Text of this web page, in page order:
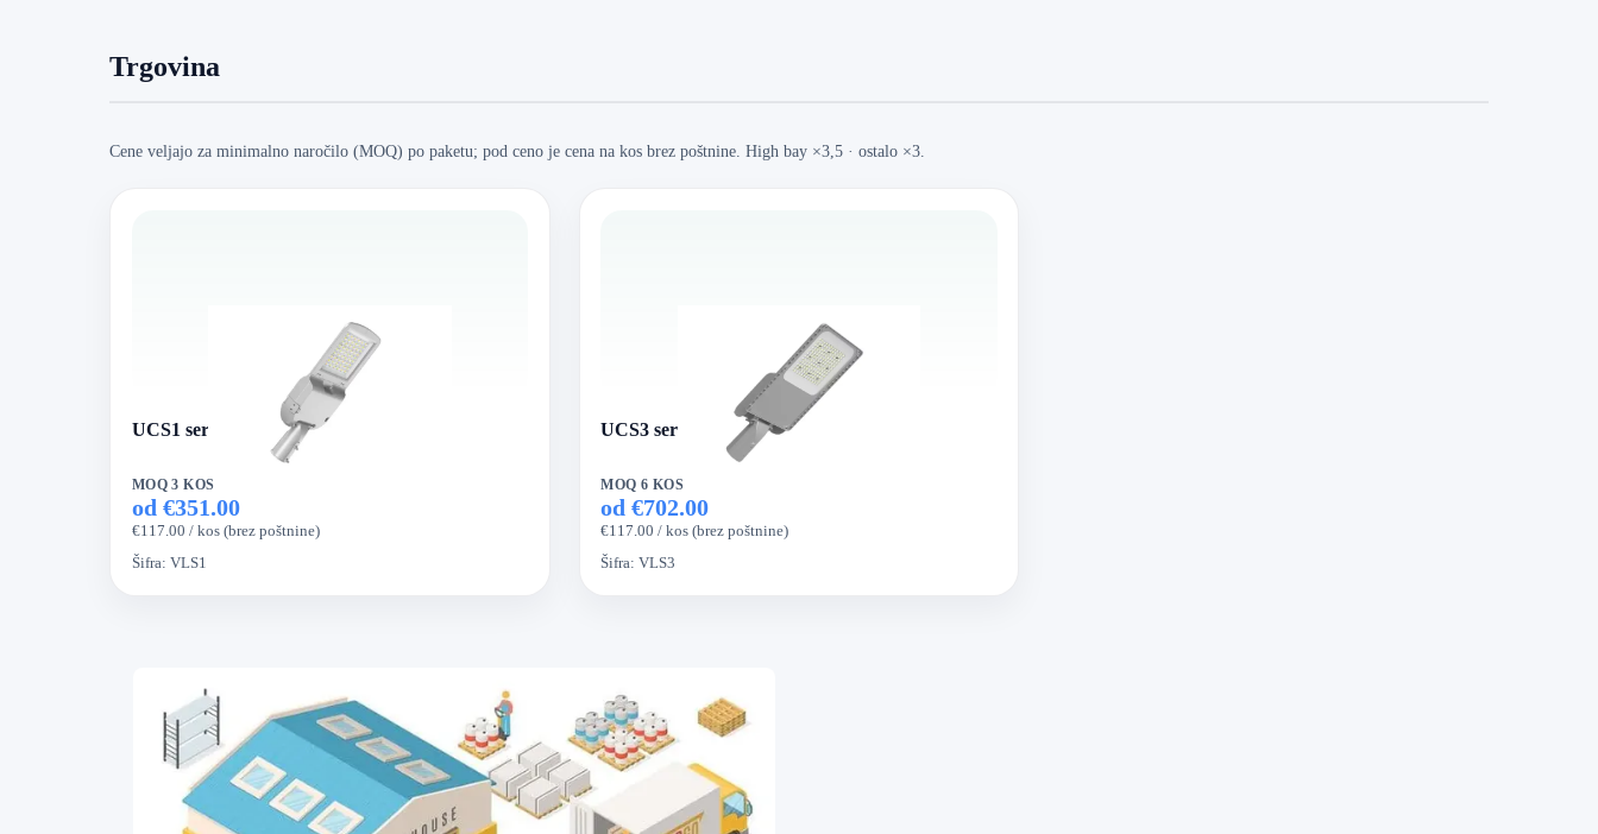
Trgovina
Cene veljajo za minimalno naročilo (MOQ) po paketu; pod ceno je cena na kos brez poštnine. High bay ×3,5 · ostalo ×3.
UCS1 serija LED ulična luč
MOQ 3 KOS
od €351.00
€117.00 / kos (brez poštnine)
Šifra: VLS1
UCS3 serija LED ulična luč
MOQ 6 KOS
od €702.00
€117.00 / kos (brez poštnine)
Šifra:VLS3